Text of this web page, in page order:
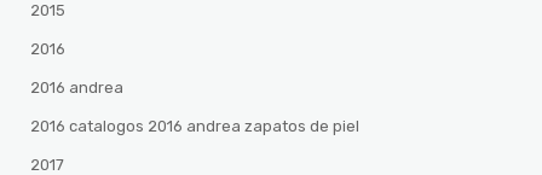
2015
2016
2016 andrea
2016 catalogos 2016 andrea zapatos de piel
2017